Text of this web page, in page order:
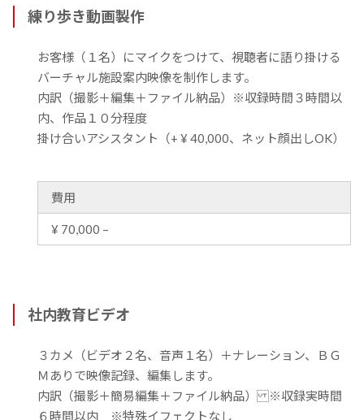
練り歩き動画製作
お客様（１名）にマイクをつけて、視聴者に語り掛ける
バーチャル施設案内映像を制作します。
内訳（撮影＋編集＋ファイル納品）※収録時間３時間以
内、作品１０分程度
掛け合いアシスタント（+ ¥ 40,000、ネット顔出しOK）
費用
¥ 70,000 –
社内教育ビデオ
３カメ（ビデオ２名、音声１名）＋ナレーション、ＢＧ
Ｍありで映像記録、編集します。
内訳（撮影＋簡易編集＋ファイル納品） ※収録実時間
６時間以内 ※特殊イフェクトなし